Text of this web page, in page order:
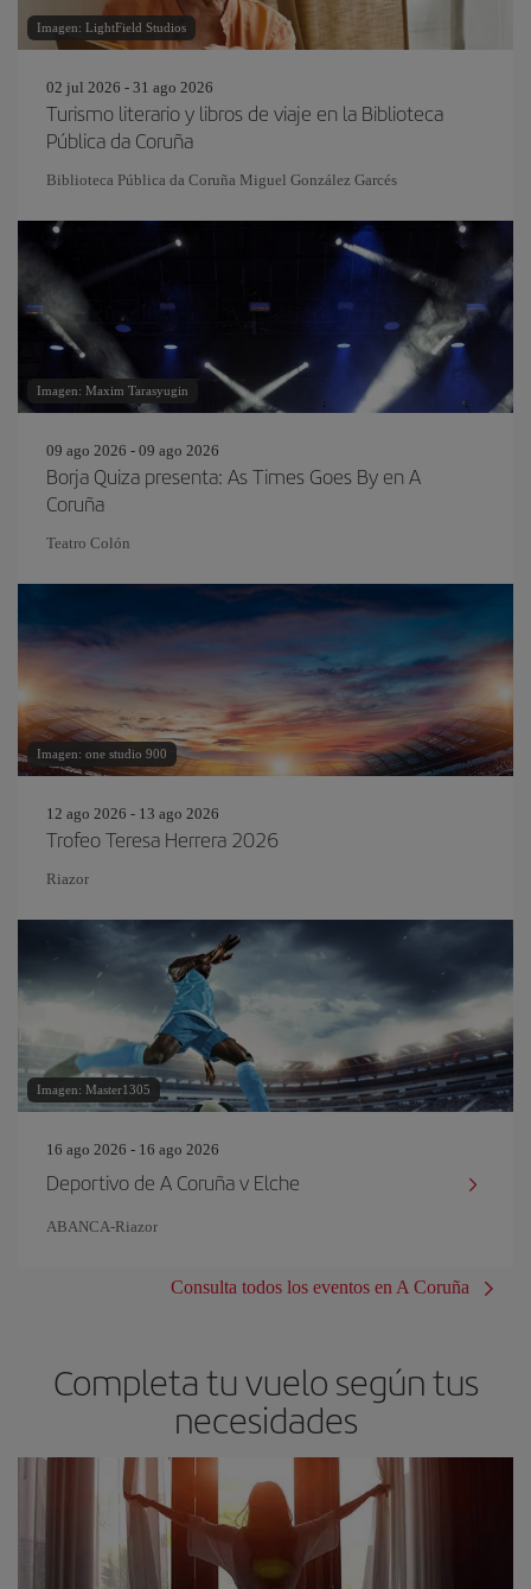
Imagen: LightField Studios
02 jul 2026 - 31 ago 2026
Turismo literario y libros de viaje en la Biblioteca
Pública da Coruña
Biblioteca Pública da Coruña Miguel González Garcés
Imagen: Maxim Tarasyugin
09 ago 2026 - 09 ago 2026
Borja Quiza presenta: As Times Goes By en A
Coruña
Teatro Colón
Imagen: one studio 900
12 ago 2026 - 13 ago 2026
Trofeo Teresa Herrera 2026
Riazor
Imagen: Master1305
16 ago 2026 - 16 ago 2026
Deportivo de A Coruña v Elche
ABANCA-Riazor
Consulta todos los eventos en A Coruña
Completa tu vuelo según tus
necesidades